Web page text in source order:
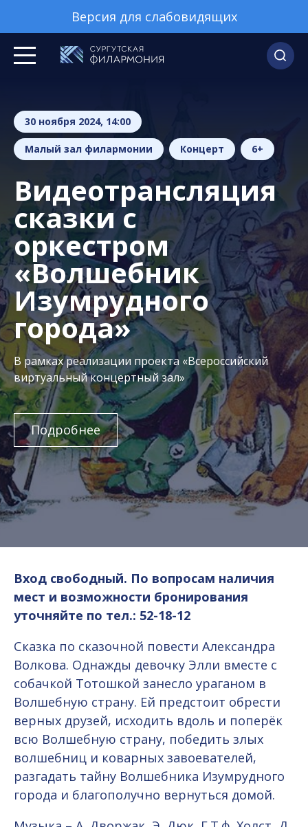
Версия для слабовидящих
30 ноября 2024, 14:00
Малый зал филармонии Концерт 6+
Видеотрансляция
сказки с
оркестром
«Волшебник
Изумрудного
города»
В рамках реализации проекта «Всероссийский
виртуальный концертный зал»
Подробнее
Вход свободный. По вопросам наличия
мест и возможности бронирования
уточняйте по тел.: 52-18-12
Сказка по сказочной повести Александра
Волкова. Однажды девочку Элли вместе с
собачкой Тотошкой занесло ураганом в
Волшебную страну. Ей предстоит обрести
верных друзей, исходить вдоль и поперёк
всю Волшебную страну, победить злых
волшебниц и коварных завоевателей,
разгадать тайну Волшебника Изумрудного
города и благополучно вернуться домой.